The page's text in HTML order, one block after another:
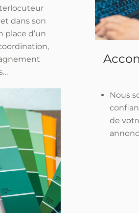
dans son
place d’un
Nous
de